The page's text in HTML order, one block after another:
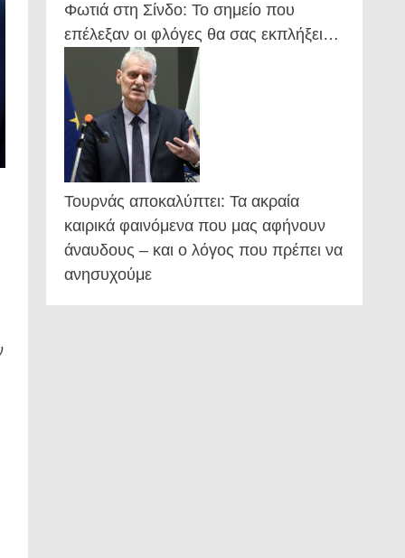
Φωτιά στη Σίνδο: Το σημείο που
επέλεξαν οι φλόγες θα σας εκπλήξει…
Τουρνάς αποκαλύπτει: Τα ακραία
καιρικά φαινόμενα που μας αφήνουν
άναυδους – και ο λόγος που πρέπει να
ανησυχούμε